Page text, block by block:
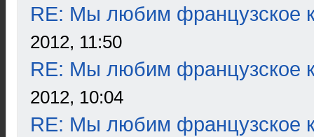
RE: Мы любим французское
2012, 11:50
RE: Мы любим французское
2012, 10:04
RE: Мы любим французское